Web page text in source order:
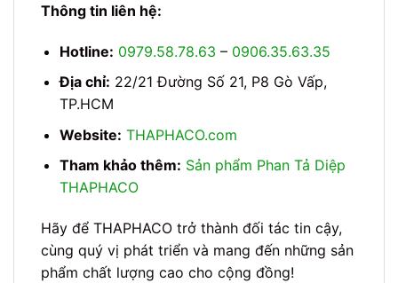
Thông tin liên hệ:
Hotline: 0979.58.78.63 – 0906.35.63.35
Địa chỉ: 22/21 Đường Số 21, P8 Gò Vấp,
TP.HCM
Website: THAPHACO.com
Tham khảo thêm: Sản phẩm Phan Tả Diệp
THAPHACO
Hãy để THAPHACO trở thành đối tác tin cậy,
cùng quý vị phát triển và mang đến những sản
phẩm chất lượng cao cho cộng đồng!